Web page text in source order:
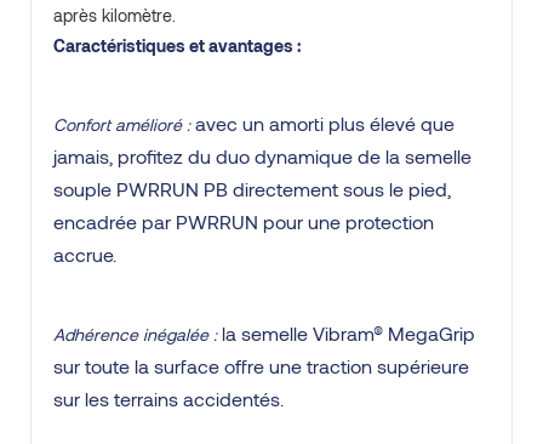
après kilomètre.
Caractéristiques et avantages :
Confort amélioré :avec un amorti plus élevé que
jamais, profitez du duo dynamique de la semelle
souple PWRRUN PB directement sous le pied,
encadrée par PWRRUN pour une protection
accrue.
Adhérence inégalée :la semelle Vibram® MegaGrip
sur toute la surface offre une traction supérieure
sur les terrains accidentés.